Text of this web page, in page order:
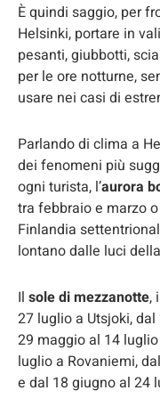
È quindi saggio, per
Helsinki, portare in
pesanti, giubbotti,
per le ore notturne,
usare nei casi di
Parlando di clima a
dei fenomeni più
ogni turista, l’aurora
tra febbraio e marzo
Finlandia
lontano dalle luci
Il sole di mezzanotte,
27 luglio a Utsjoki,
29 maggio al 14
luglio a Rovaniemi,
e dal 18 giugno al 24